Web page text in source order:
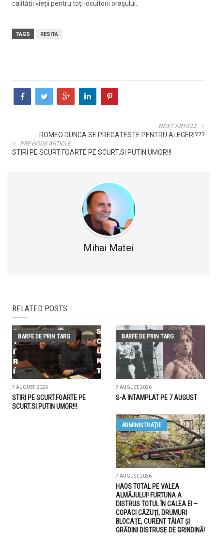
calității vieții pentru toți locuitorii orașului.
TAGS RESITA
NEXT ARTICLE
ROMEO DUNCA SE PREGATESTE PENTRU ALEGERI???
PREVIOUS ARTICLE
STIRI PE SCURT.FOARTE PE SCURT.SI PUTIN UMOR!!!
Mihai Matei
RELATED POSTS
BARFE DE PRIN TARG
7 AUGUST, 2026
STIRI PE SCURT.FOARTE PE
SCURT.SI PUTIN UMOR!!!
BARFE DE PRIN TARG
7 AUGUST, 2026
S-A INTAMPLAT PE 7 AUGUST
ADMINISTRAŢIE
7 AUGUST, 2026
HAOS TOTAL PE VALEA
ALMĂJULUI! FURTUNA A
DISTRUS TOTUL ÎN CALEA EI –
COPACI CĂZUȚI, DRUMURI
BLOCAȚE, CURENT TĂIAT ȘI
GRĂDINI DISTRUSE DE GRINDINĂ!